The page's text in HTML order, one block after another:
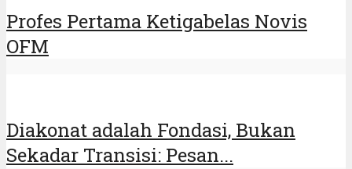
Profes Pertama Ketigabelas Novis
OFM
Diakonat adalah Fondasi, Bukan
Sekadar Transisi: Pesan...